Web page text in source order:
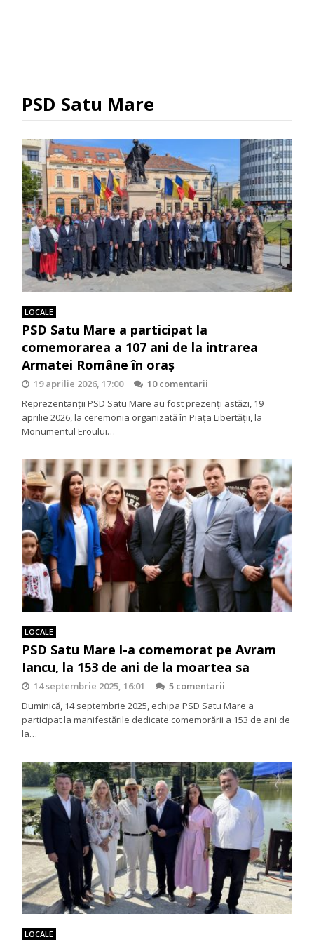
PSD Satu Mare
LOCALE
PSD Satu Mare a participat la
comemorarea a 107 ani de la intrarea
Armatei Române în oraș
19 aprilie 2026, 17:00
10 comentarii
Reprezentanții PSD Satu Mare au fost prezenți astăzi, 19
aprilie 2026, la ceremonia organizată în Piața Libertății, la
Monumentul Eroului…
LOCALE
PSD Satu Mare l-a comemorat pe Avram
Iancu, la 153 de ani de la moartea sa
14 septembrie 2025, 16:01
5 comentarii
Duminică, 14 septembrie 2025, echipa PSD Satu Mare a
participat la manifestările dedicate comemorării a 153 de ani de
la…
LOCALE